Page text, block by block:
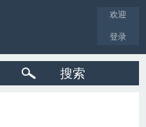
欢迎
登录
搜索